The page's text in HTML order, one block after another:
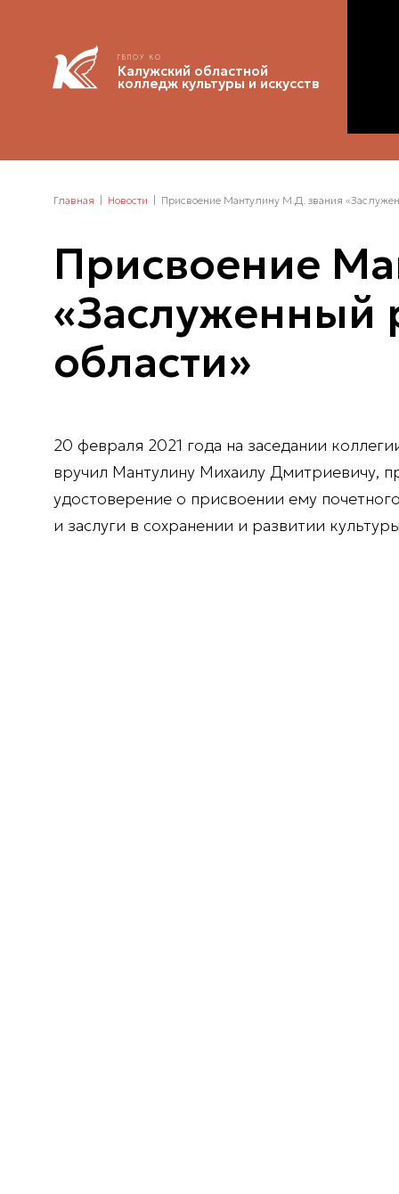
ГБПОУ КО
Калужский областной
колледж культуры и искусств
Главная Новости Присвоение Мантулину М.Д. звания
Присвоение
«Заслуженный
области»
20 февраля 2021 года на заседании
вручил Мантулину Михаилу Дмитриевичу,
удостоверение о присвоении ему
и заслуги в сохранении и развитии